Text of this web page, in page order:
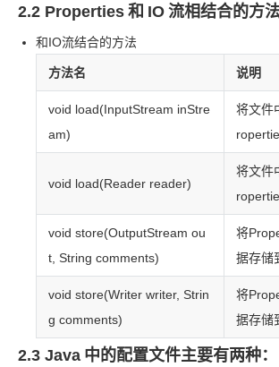
2.2 Properties 和 IO 流相结合的方
和IO流结合的方法
方法名 说明
void load(InputStream inStre
am)
将文件
void load(Reader reader)
将文件
void store(OutputStream ou
t, String comments)
将
据存储
void store(Writer writer, Strin
g comments)
将
据存储
2.3 Java 中的配置文件主要有两种：